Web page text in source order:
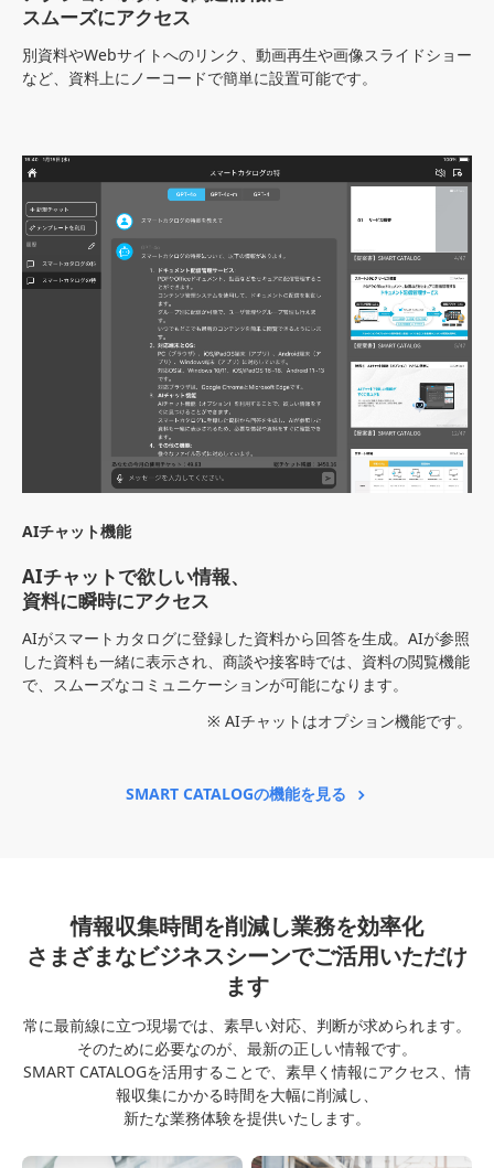
スムーズにアクセス
別資料やWebサイトへのリンク、動画再生や画像スライドショー
など、資料上にノーコードで簡単に設置可能です。
AIチャット機能
AIチャットで欲しい情報、
資料に瞬時にアクセス
AIがスマートカタログに登録した資料から回答を生成。AIが参照
した資料も一緒に表示され、商談や接客時では、資料の閲覧機能
で、スムーズなコミュニケーションが可能になります。
※ AIチャットはオプション機能です。
SMART CATALOGの機能を見る
情報収集時間を削減し業務を効率化
さまざまなビジネスシーンでご活用いただけ
ます
常に最前線に立つ現場では、素早い対応、判断が求められます。
そのために必要なのが、最新の正しい情報です。
SMART CATALOGを活用することで、素早く情報にアクセス、情
報収集にかかる時間を大幅に削減し、
新たな業務体験を提供いたします。